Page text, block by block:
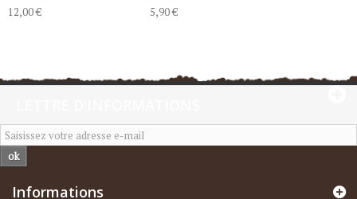
12,00 €
5,90 €
ok
Informations